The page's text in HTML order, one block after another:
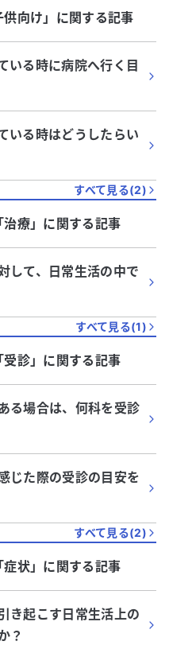
供向け 」に関する記事
いる時に病院へ行く目
いる時はどうしたらい
すべて見る(2)
治療」に関する記事
して、日常生活の中で
すべて見る(1)
受診」に関する記事
る場合は、何科を受診
じた際の受診の目安を
すべて見る(2)
症状」に関する記事
き起こす日常生活上の
？